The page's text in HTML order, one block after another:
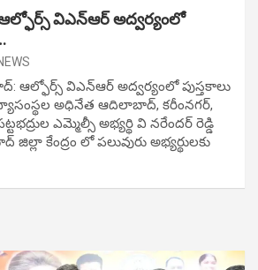
ఆల్ఫోర్స్ విఎన్ఆర్ అద్వర్యంలో
ఆల్ఫోర్స్ విఎన్ఆర్ అద్వర్యంలో పుస్తకాలు
అధినేత ఆదిలాబాద్, కరీంనగర్,
ఎమ్మెల్సీ అభ్యర్థి వి నరేందర్ రెడ్డి
కేంద్రం లో పలువురు అభ్యర్థులకు